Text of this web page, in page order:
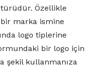
Özellikle
bir marka ismine
logo tiplerine
bir logo için
şekil kullanmanıza